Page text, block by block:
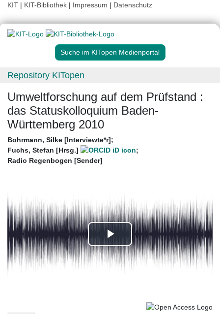
KIT | KIT-Bibliothek | Impressum | Datenschutz
Suche im KITopen Medienportal
Repository KITopen
Umweltforschung auf dem Prüfstand :
das Statuskolloquium Baden-
Württemberg 2010
Bohrmann, Silke [Interviewte*r];
Fuchs, Stefan [Hrsg.]
;
Radio Regenbogen [Sender]
Play
Video